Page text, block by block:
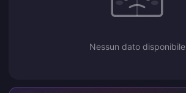
Nessun dato disponibile